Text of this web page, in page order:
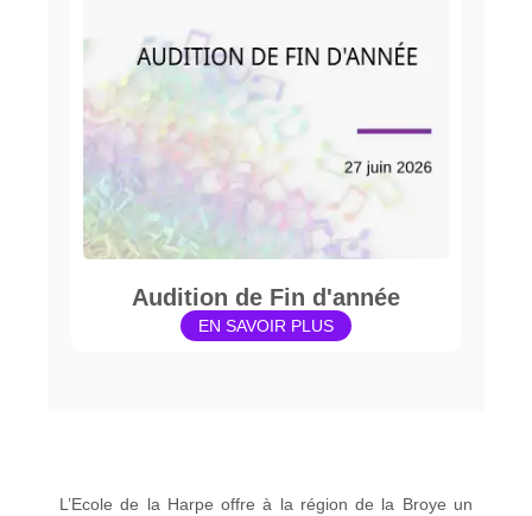
Audition de Fin d'année
EN SAVOIR PLUS
L’Ecole de la Harpe offre à la région de la Broye un